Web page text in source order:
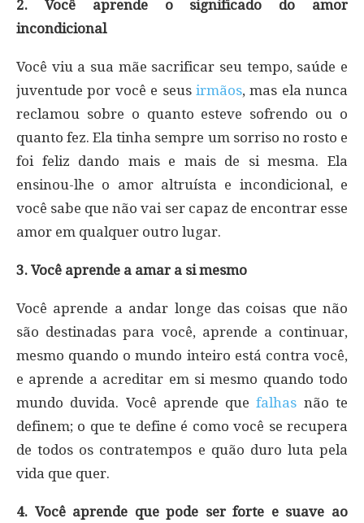
2. Você aprende o significado do amor
incondicional
Você viu a sua mãe sacrificar seu tempo, saúde e
juventude por você e seus irmãos, mas ela nunca
reclamou sobre o quanto esteve sofrendo ou o
quanto fez. Ela tinha sempre um sorriso no rosto e
foi feliz dando mais e mais de si mesma. Ela
ensinou-lhe o amor altruísta e incondicional, e
você sabe que não vai ser capaz de encontrar esse
amor em qualquer outro lugar.
3. Você aprende a amar a si mesmo
Você aprende a andar longe das coisas que não
são destinadas para você, aprende a continuar,
mesmo quando o mundo inteiro está contra você,
e aprende a acreditar em si mesmo quando todo
mundo duvida. Você aprende quefalhas não te
definem; o que te define é como você se recupera
de todos os contratempos e quão duro luta pela
vida que quer.
4. Você aprende que pode ser forte e suave ao